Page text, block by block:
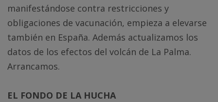
manifestándose contra restricciones y
obligaciones de vacunación, empieza a elevarse
también en España. Además actualizamos los
datos de los efectos del volcán de La Palma.
Arrancamos.
EL FONDO DE LA HUCHA